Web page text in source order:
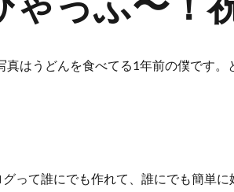
はうどんを食べてる1年前の僕です。
グって誰にでも作れて、誰にでも簡単